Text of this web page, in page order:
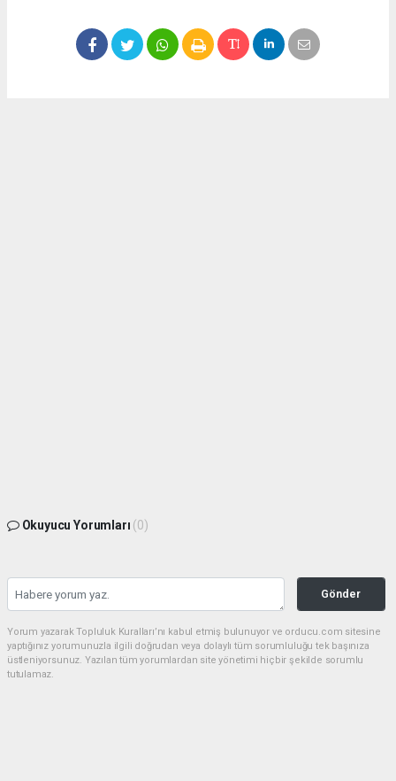
Okuyucu Yorumları (0)
Gönder
Yorum yazarak Topluluk Kuralları’nı kabul etmiş bulunuyor ve orducu.com sitesine
yaptığınız yorumunuzla ilgili doğrudan veya dolaylı tüm sorumluluğu tek başınıza
üstleniyorsunuz. Yazılan tüm yorumlardan site yönetimi hiçbir şekilde sorumlu
tutulamaz.